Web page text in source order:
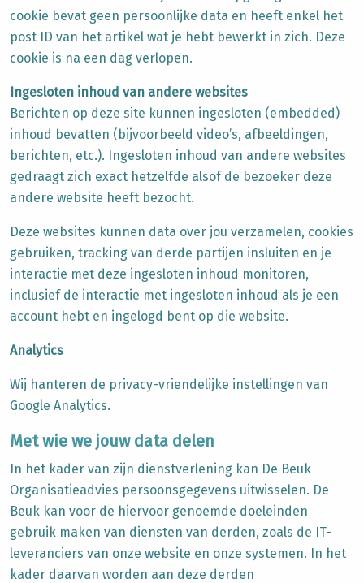
cookie bevat geen persoonlijke data en heeft enkel het
post ID van het artikel wat je hebt bewerkt in zich. Deze
cookie is na een dag verlopen.
Ingesloten inhoud van andere websites
Berichten op deze site kunnen ingesloten (embedded)
inhoud bevatten (bijvoorbeeld video’s, afbeeldingen,
berichten, etc.). Ingesloten inhoud van andere websites
gedraagt zich exact hetzelfde alsof de bezoeker deze
andere website heeft bezocht.
Deze websites kunnen data over jou verzamelen, cookies
gebruiken, tracking van derde partijen insluiten en je
interactie met deze ingesloten inhoud monitoren,
inclusief de interactie met ingesloten inhoud als je een
account hebt en ingelogd bent op die website.
Analytics
Wij hanteren de privacy-vriendelijke instellingen van
Google Analytics.
Met wie we jouw data delen
In het kader van zijn dienstverlening kan De Beuk
Organisatieadvies persoonsgegevens uitwisselen. De
Beuk kan voor de hiervoor genoemde doeleinden
gebruik maken van diensten van derden, zoals de IT-
leveranciers van onze website en onze systemen. In het
kader daarvan worden aan deze derden